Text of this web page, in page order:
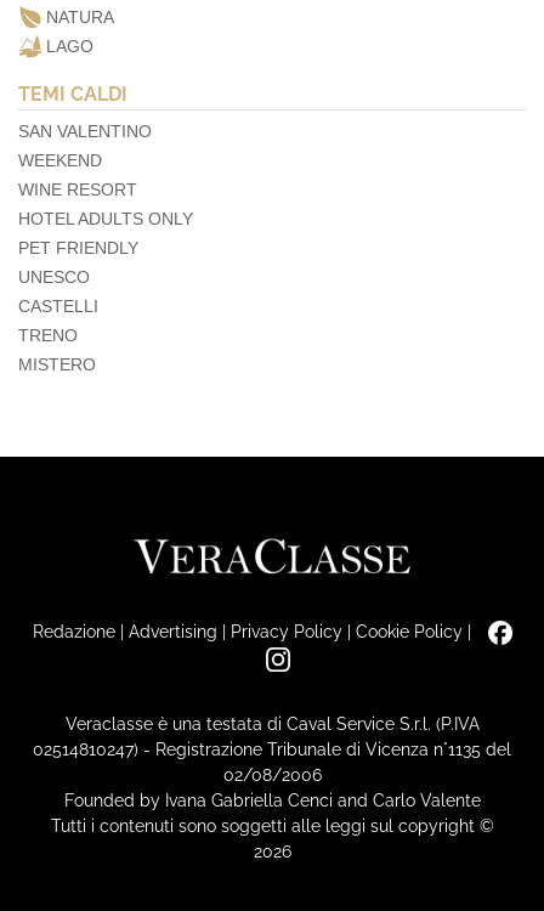
NATURA
LAGO
TEMI CALDI
SAN VALENTINO
WEEKEND
WINE RESORT
HOTEL ADULTS ONLY
PET FRIENDLY
UNESCO
CASTELLI
TRENO
MISTERO
Redazione| Advertising | Privacy Policy| Cookie Policy|
Veraclasse è una testata di Caval Service S.r.l. (P.IVA
02514810247) - Registrazione Tribunale di Vicenza n°1135 del
02/08/2006
Founded by Ivana Gabriella Cenci and Carlo Valente
Tutti i contenuti sono soggetti alle leggi sul copyright ©
2026